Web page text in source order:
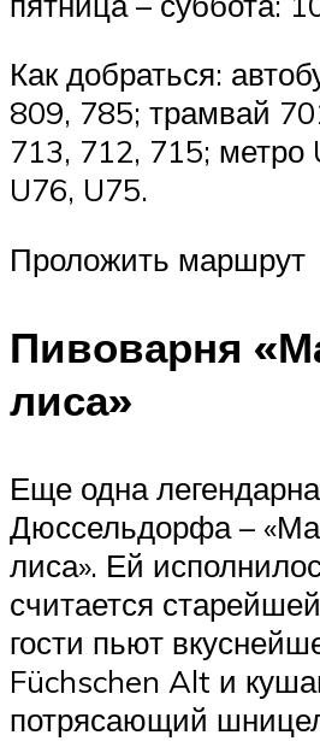
Как добраться:
809, 785; трамвай
713, 712, 715; метро
U76, U75.
Проложить маршрут
Пивоварня
лиса»
Еще одна
Дюссельдорфа –
лиса». Ей
считается
гости пьют
Füchschen Alt и
потрясающий